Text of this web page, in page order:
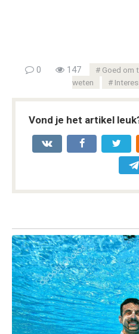
0 147 Goed om
weten
Vond je het artikel